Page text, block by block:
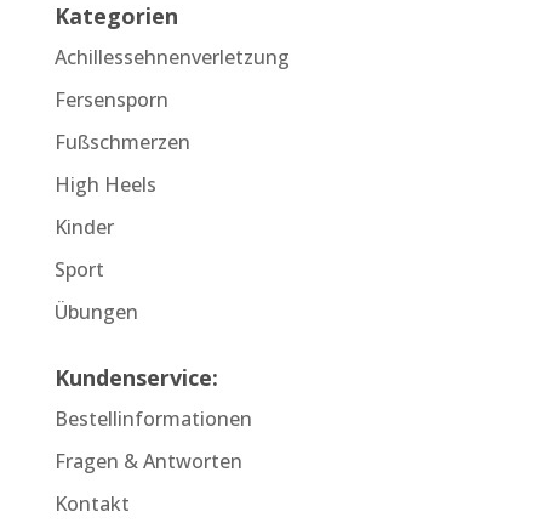
Kategorien
Achillessehnenverletzung
Fersensporn
Fußschmerzen
High Heels
Kinder
Sport
Übungen
Kundenservice:
Bestellinformationen
Fragen & Antworten
Kontakt